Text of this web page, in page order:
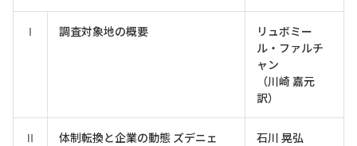
Ⅰ 調査対象地の概要
リュボミー
ル・ファルチ
ャン
（川崎 嘉元
訳）
Ⅱ
体制転換と企業の動態 ズデニェ
石川 晃弘